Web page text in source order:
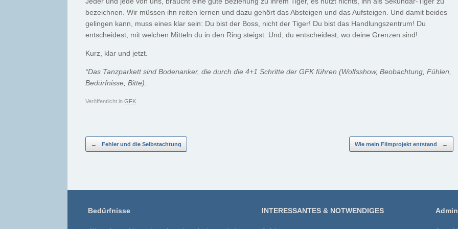
bezeichnen. Wir müssen ihn reiten lernen und dazu gehört das Absteigen und das Aufsteigen. Und damit beides
gelingen kann, muss eines klar sein: Du bist der Boss, nicht der Tiger! Du bist das Handlungszentrum! Du
entscheidest, mit welchen Mitteln du in den Ring steigst. Und, du entscheidest, wo deine Grenzen sind!
Kurz, klar und jetzt.
*Das Tanzparkett sind Bodenanker, die durch die 4+1 Schritte der GFK führen (Wolfsshow, Beobachtung, Fühlen,
Bedürfnisse, Bitte).
Veröffentlicht in GFK
Beitragsnavigation
← Fehler und die Selbstachtung Wie mein Filmprojekt entstand →
Bedürfnisse INTERESSANTES & NOTWENDIGES